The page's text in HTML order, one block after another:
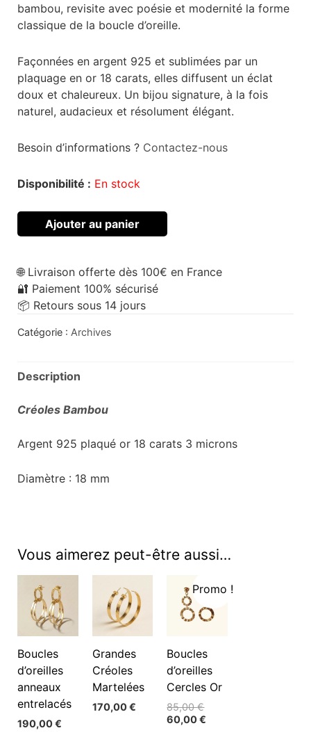
bambou, revisite avec poésie et modernité la forme
classique de la boucle d’oreille.
Façonnées en argent 925 et sublimées par un
plaquage en or 18 carats, elles diffusent un éclat
doux et chaleureux. Un bijou signature, à la fois
naturel, audacieux et résolument élégant.
Besoin d’informations ? Contactez-nous
Disponibilité : En stock
Ajouter au panier
🌐 Livraison offerte dès 100€ en France
🔐 Paiement 100% sécurisé
📦 Retours sous 14 jours
Catégorie : Archives
Description
Créoles Bambou
Argent 925 plaqué or 18 carats 3 microns
Diamètre : 18 mm
Vous aimerez peut-être aussi…
Boucles
d’oreilles
anneaux
entrelacés
190,00€
Grandes
Créoles
Martelées
170,00€
Promo !
Boucles
d’oreilles
Cercles Or
85,00€Le
prix
60,00€